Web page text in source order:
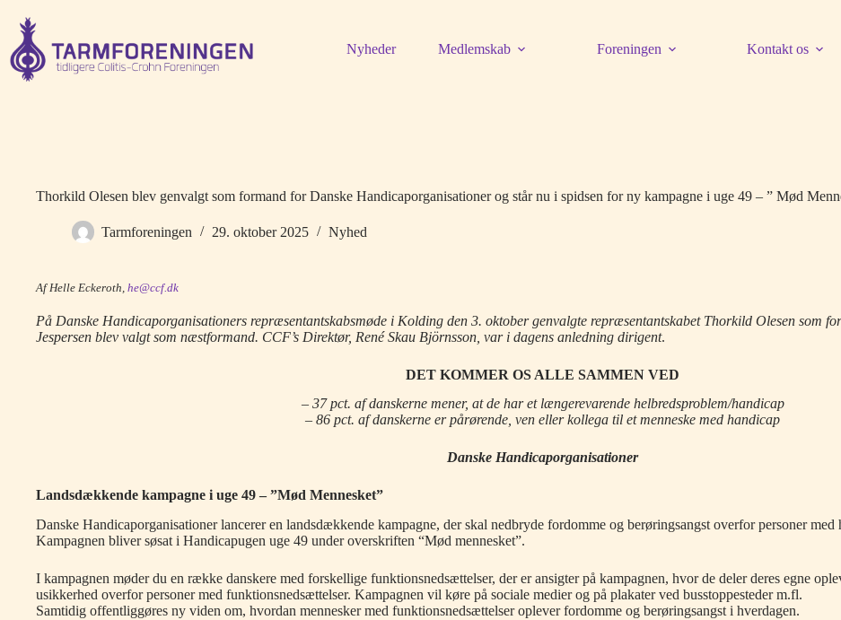
indhold
Nyheder Medlemskab Foreningen Kontakt os
Thorkild Olesen blev genvalgt som formand for Danske Handicaporganisationer og står nu i spidsen for ny kampagne i uge 49 – ” Mød
Tarmforeningen 29. oktober 2025 Nyhed
Af Helle Eckeroth, he@ccf.dk
På Danske Handicaporganisationers repræsentantskabsmøde i Kolding den 3. oktober genvalgte repræsentantskabet Thorkild Olesen som
Jespersen blev valgt som næstformand. CCF’s Direktør, René Skau Björnsson, var i dagens anledning dirigent.
DET KOMMER OS ALLE SAMMEN VED
– 37 pct. af danskerne mener, at de har et længerevarende helbredsproblem/handicap
– 86 pct. af danskerne er pårørende, ven eller kollega til et menneske med handicap
Danske Handicaporganisationer
Landsdækkende kampagne i uge 49 – ”Mød Mennesket”
Danske Handicaporganisationer lancerer en landsdækkende kampagne, der skal nedbryde fordomme og berøringsangst overfor personer med
Kampagnen bliver søsat i Handicapugen uge 49 under overskriften “Mød mennesket”.
I kampagnen møder du en række danskere med forskellige funktionsnedsættelser, der er ansigter på kampagnen, hvor de deler deres egne
usikkerhed overfor personer med funktionsnedsættelser. Kampagnen vil køre på sociale medier og på plakater ved busstoppesteder m.fl.
Samtidig offentliggøres ny viden om, hvordan mennesker med funktionsnedsættelser oplever fordomme og berøringsangst i hverdagen.